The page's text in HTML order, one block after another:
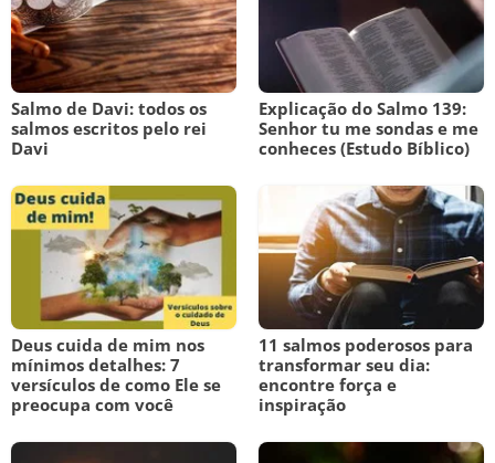
Salmo de Davi: todos os
salmos escritos pelo rei
Davi
Explicação do Salmo 139:
Senhor tu me sondas e me
conheces (Estudo Bíblico)
Deus cuida de mim nos
mínimos detalhes: 7
versículos de como Ele se
preocupa com você
11 salmos poderosos para
transformar seu dia:
encontre força e
inspiração